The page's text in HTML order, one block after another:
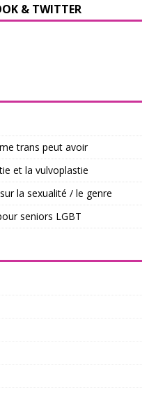
& TWITTER
trans peut avoir
et la vulvoplastie
la sexualité / le genre
seniors LGBT